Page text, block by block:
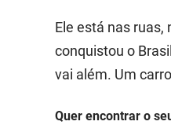
Ele está nas
conquistou o
vai além. Um
Quer encontrar o